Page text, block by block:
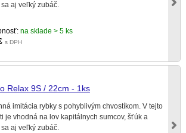
aj veľký zubáč.
na sklade > 5 ks
s DPH
Relax 9S / 22cm - 1ks
imitácia rybky s pohyblivým chvostíkom. V tejto
je vhodná na lov kapitálnych sumcov, šťúk a
aj veľký zubáč.